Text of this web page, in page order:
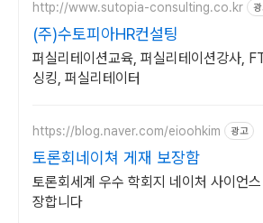
http://www.sutopia-consulting.co.kr
(주)수토피아HR컨설팅
퍼실리테이션교육, 퍼실리테이션강사,
싱킹, 퍼실리테이터
https://blog.naver.com/eioohkim 광고
토론회네이쳐 게재 보장함
토론회세계 우수 학회지 네이처 사이언
장합니다